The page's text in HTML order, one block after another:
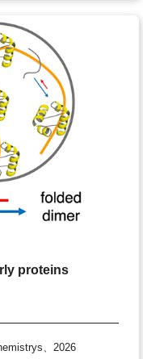
proteins
、2026